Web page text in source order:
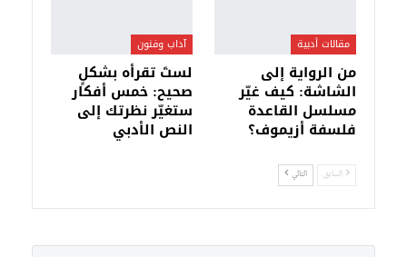
مقالات أدبية
من الرواية إلى
الشاشة: كيف غيّر
مسلسل القاعدة
فلسفة أزيموف؟
آداب وفنون
لستَ تقرأه بشكلٍ
صحيح: خمس أفكار
ستغيّر نظرتك إلى
النص الأدبي
السابق التالي